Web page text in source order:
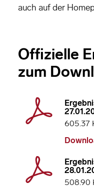
auch auf der
Offizielle
zum
605.37
508.90